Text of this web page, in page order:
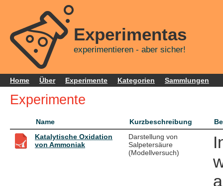
Experimentas
experimentieren - aber sicher!
Home Über Experimente Kategorien Sammlungen
Experimente
Name Kurzbeschreibung
Katalytische Oxidation
von Ammoniak
Darstellung von
Salpetersäure
(Modellversuch)